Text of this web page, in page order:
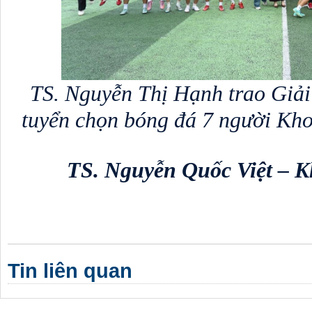
TS. Nguyễn Thị Hạnh trao
tuyển chọn bóng đá 7 người
TS. Nguyễn Quốc Việt –
Tin liên quan